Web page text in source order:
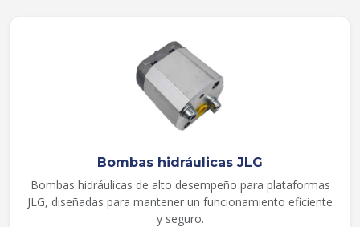
Bombas hidráulicas JLG
Bombas hidráulicas de alto desempeño para plataformas
JLG, diseñadas para mantener un funcionamiento eficiente
y seguro.